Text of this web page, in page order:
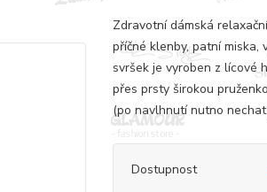
Zdravotní dámská
příčné klenby, patní miska,
svršek je vyroben z lícové
přes prsty širokou
(po navlhnutí nutno nechat
Dostupnost